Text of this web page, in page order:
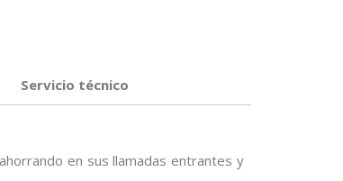
Servicio técnico
en sus llamadas entrantes y